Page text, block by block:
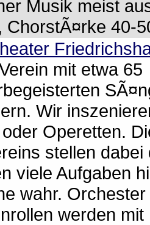
Musik meist
ChorstÃ¤rke 40-
mit etwa 65
Wir
Operetten.
stellen
viele Aufgaben
wahr. Orchester
werden